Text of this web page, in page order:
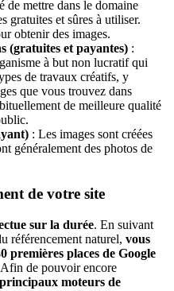
de mettre dans le domaine
gratuites et sûres à utiliser.
obtenir des images.
(gratuites et payantes) :
à but non lucratif qui
de travaux créatifs, y
que vous trouvez dans
de meilleure qualité
: Les images sont créées
généralement des photos de
de votre site
sur la durée. En suivant
référencement naturel, vous
premières places de Google
de pouvoir encore
moteurs de